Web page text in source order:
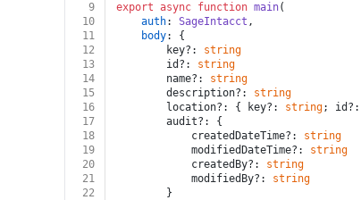
9
export async function main(
10
auth: SageIntacct ,
11
body: {
12
		key?:
string
13
		id?:
string
14
		name?:
string
15
		description?:
string
16
		location?: { key?:
string; id?:
17
		audit?: {
18
			createdDateTime?:
string
19
			modifiedDateTime?:
string
20
			createdBy?:
string
21
			modifiedBy?:
string
22
		}